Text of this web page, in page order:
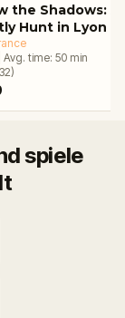
the Shadows: A
Hunt in Lyon
Avg. time: 50 min
)
spiele